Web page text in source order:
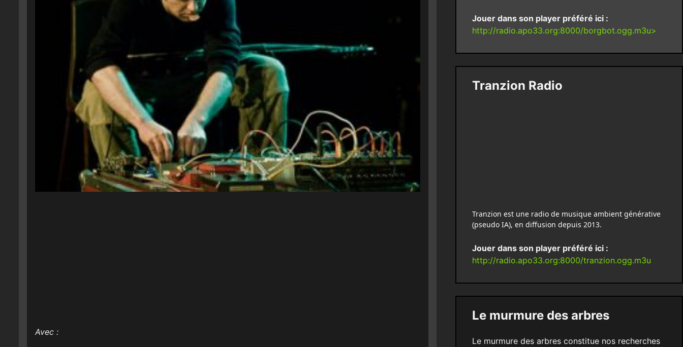
Avec :
Jouer dans son player préféré ici :
http://radio.apo33.org:8000/borgbot.ogg.m3u>
Tranzion Radio
Tranzion est une radio de musique ambient générative
(pseudo IA), en diffusion depuis 2013.
Jouer dans son player préféré ici :
http://radio.apo33.org:8000/tranzion.ogg.m3u
Le murmure des arbres
Le murmure des arbres constitue nos recherches